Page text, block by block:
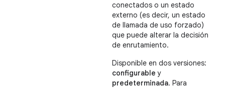
conectados o un estado
externo (es decir, un estado
de llamada de uso forzado)
que puede alterar la decisión
de enrutamiento.
Disponible en dos versiones:
configurable y
predeterminada. Para